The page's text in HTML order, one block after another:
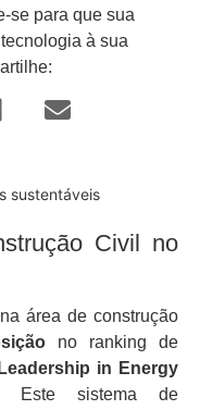
se para que sua
à sua
sustentáveis
Civil no
área de construção
no ranking de
in Energy
Este sistema de